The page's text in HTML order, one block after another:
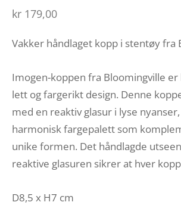
kr 179,00
Vakker håndlaget kopp i stentøy fra
Imogen-koppen fra Bloomingville er
lett og fargerikt design. Denne
med en reaktiv glasur i lyse
harmonisk fargepalett som
unike formen. Det håndlagde
reaktive glasuren sikrer at hver
D8,5 x H7 cm